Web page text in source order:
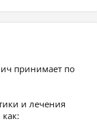
принимает по
и лечения